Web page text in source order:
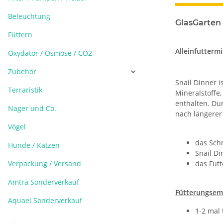
Snail Dinner
enthalten.
nach
das
Snail
das
1-2 mal
Beleuchtung
Füttern
Oxydator / Osmose / CO2
Zubehör
Terraristik
Nager und Co.
Vögel
Hunde / Katzen
Verpackung / Versand
Amtra Sonderverkauf
Aquael Sonderverkauf